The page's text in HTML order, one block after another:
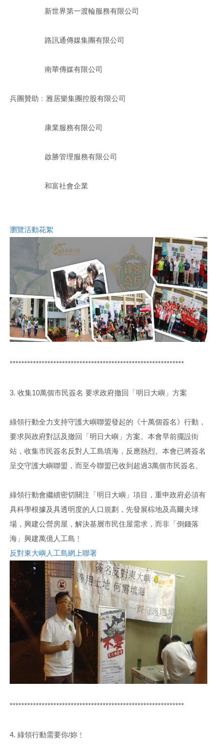
新世界第一渡輪服務有限公司
路訊通傳媒集團有限公司
南華傳媒有限公司
兵團贊助﹕雅居樂集團控股有限公司
康業服務有限公司
啟勝管理服務有限公司
和富社會企業
瀏覽活動花絮
************************************************************
3. 收集10萬個市民簽名 要求政府撤回「明日大嶼」方案
綠領行動全力支持守護大嶼聯盟發起的《十萬個簽名》行動，
要求與政府對話及撤回「明日大嶼」方案。本會早前擺設街
站，收集市民簽名反對人工島填海，反應熱烈。本會已將簽名
呈交守護大嶼聯盟，而至今聯盟已收到超過3萬個市民簽名。
綠領行動會繼續密切關注「明日大嶼」項目，重申政府必須有
具科學根據及具透明度的人口規劃，先發展棕地及高爾夫球
場，興建公營房屋，解決基層市民住屋需求，而非「倒錢落
海」興建萬億人工島﹗
反對東大嶼人工島網上聯署
************************************************************
4. 綠領行動需要你/妳﹗